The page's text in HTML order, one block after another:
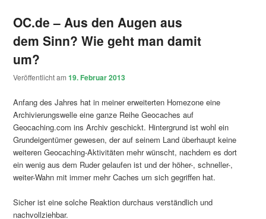
OC.de – Aus den Augen aus
dem Sinn? Wie geht man damit
um?
Veröffentlicht am19. Februar 2013
Anfang des Jahres hat in meiner erweiterten Homezone eine
Archivierungswelle eine ganze Reihe Geocaches auf
Geocaching.com ins Archiv geschickt. Hintergrund ist wohl ein
Grundeigentümer gewesen, der auf seinem Land überhaupt keine
weiteren Geocaching-Aktivitäten mehr wünscht, nachdem es dort
ein wenig aus dem Ruder gelaufen ist und der höher-, schneller-,
weiter-Wahn mit immer mehr Caches um sich gegriffen hat.
Sicher ist eine solche Reaktion durchaus verständlich und
nachvollziehbar.